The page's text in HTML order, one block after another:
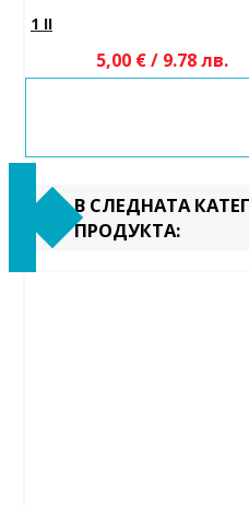
1 II
5,00 € / 9.78 лв.
В СЛЕДНАТА
ПРОДУКТА: